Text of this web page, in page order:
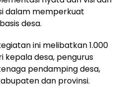
dalam memperkuat
desa.
ini melibatkan 1.000
kepala desa, pengurus
pendamping desa,
dan provinsi.